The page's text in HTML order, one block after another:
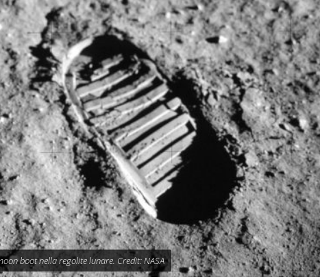
boot nella regolite lunare. Credit: NASA